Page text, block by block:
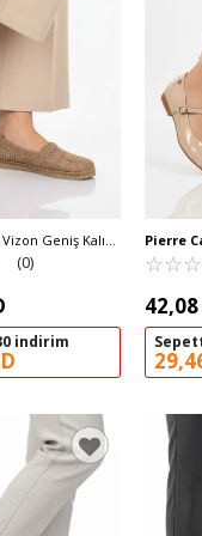
Vizon Geniş Kalıp
Kadın Günlük
(0)
indirim
Pierre
Kadın
☆☆☆
★★★
42,08